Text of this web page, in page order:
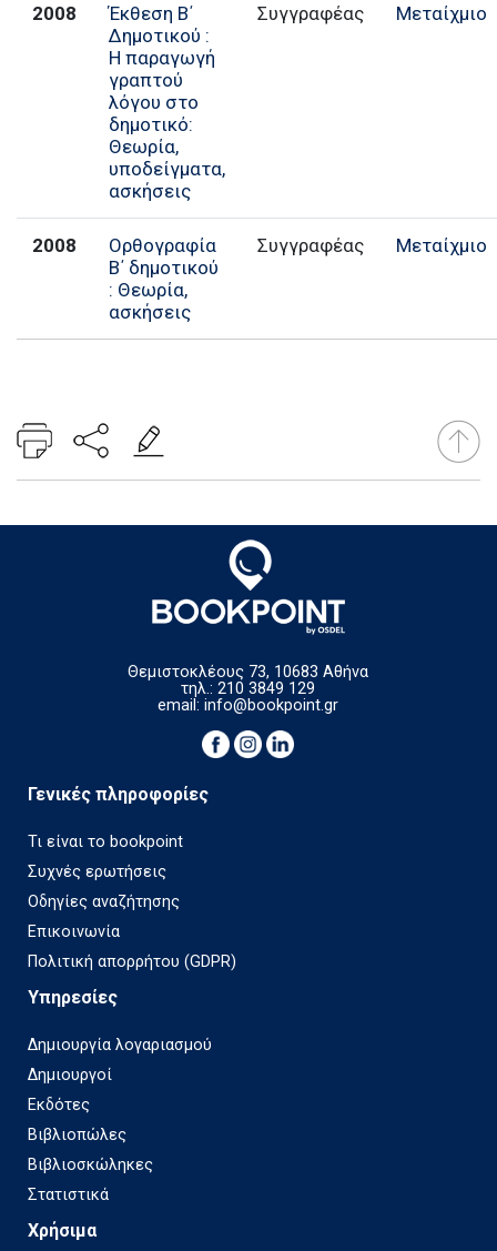
2008
Έκθεση Β΄
Δημοτικού :
Η παραγωγή
γραπτού
λόγου στο
δημοτικό:
Θεωρία,
υποδείγματα,
ασκήσεις
Συγγραφέας Μεταίχμιο
2008
Ορθογραφία
Β΄ δημοτικού
: Θεωρία,
ασκήσεις
Συγγραφέας Μεταίχμιο
Θεμιστοκλέους 73, 10683 Αθήνα
τηλ.: 210 3849 129
email:info@bookpoint.gr
Γενικές πληροφορίες
Τι είναι το bookpoint
Συχνές ερωτήσεις
Οδηγίες αναζήτησης
Επικοινωνία
Πολιτική απορρήτου (GDPR)
Υπηρεσίες
Δημιουργία λογαριασμού
Δημιουργοί
Εκδότες
Βιβλιοπώλες
Βιβλιοσκώληκες
Στατιστικά
Χρήσιμα